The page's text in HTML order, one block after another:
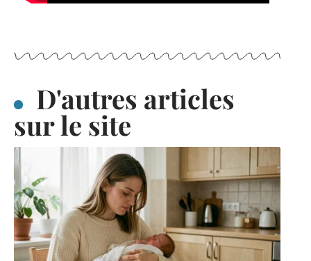
D'autres articles
sur le site